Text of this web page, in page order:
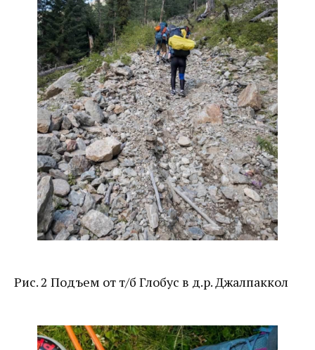
Рис. 2 Подъем от т/б Глобус в д.р. Джалпаккол